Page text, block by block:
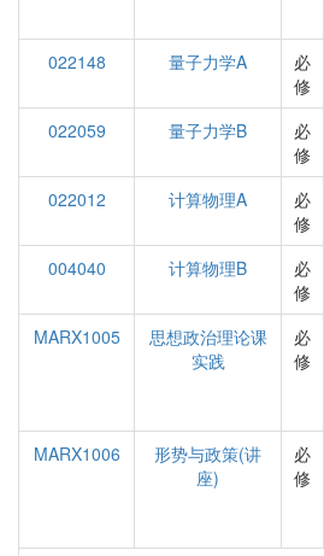
022148
量子力学A
必
修
022059
量子力学B
必
修
022012
计算物理A
必
修
004040
计算物理B
必
修
MARX1005
思想政治理论课
实践
必
修
MARX1006
形势与政策(讲
座)
必
修